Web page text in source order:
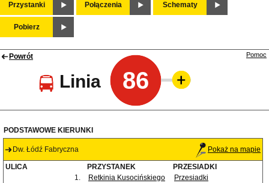
Przystanki Połączenia Schematy
Pobierz
Powrót
Linia 86
Pomoc
PODSTAWOWE KIERUNKI
Dw. Łódź Fabryczna Pokaż na mapie
ULICA PRZYSTANEK
PRZESIADKI
1.
Retkinia Kusocińskiego
Przesiadki